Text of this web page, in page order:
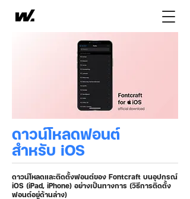
ดาวน์โหลดฟอนต์
สำหรับ iOS
ดาวน์โหลดและติดตั้งฟอนต์ของ Fontcraft บนอุปกรณ์
iOS (iPad, iPhone) อย่างเป็นทางการ (วิธีการติดตั้ง
ฟอนต์อยู่ด้านล่าง)